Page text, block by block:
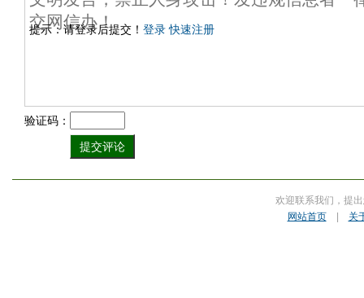
提示：请登录后提交！ 登录 快速注册
验证码：
欢迎联系我们，提
网站首页| 关